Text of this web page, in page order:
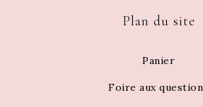
Plan du site
Panier
Foire aux